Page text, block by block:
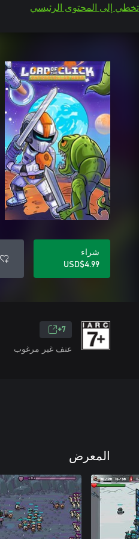
تخطي إلى المحتوى الرئيسي
شراء
USD$4.99
7+
عنف غير مرغوب
المعرض